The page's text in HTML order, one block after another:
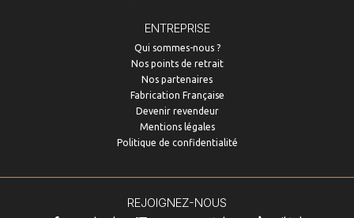
ENTREPRISE
Qui sommes-nous ?
Nos points de retrait
Nos partenaires
Fabrication Française
Devenir revendeur
Mentions légales
Politique de confidentialité
REJOIGNEZ-NOUS